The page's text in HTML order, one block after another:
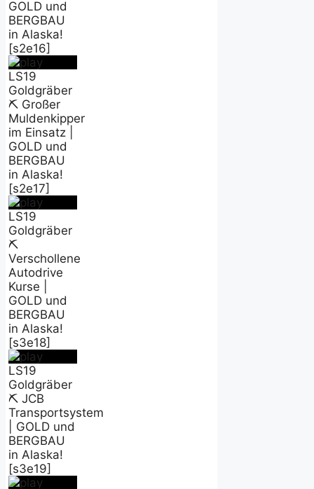
GOLD und
BERGBAU
in Alaska!
[s2e16]
LS19
Goldgräber
⛏️ Großer
Muldenkipper
im Einsatz |
GOLD und
BERGBAU
in Alaska!
[s2e17]
LS19
Goldgräber
⛏️
Verschollene
Autodrive
Kurse |
GOLD und
BERGBAU
in Alaska!
[s3e18]
LS19
Goldgräber
⛏️ JCB
Transportsystem
| GOLD und
BERGBAU
in Alaska!
[s3e19]